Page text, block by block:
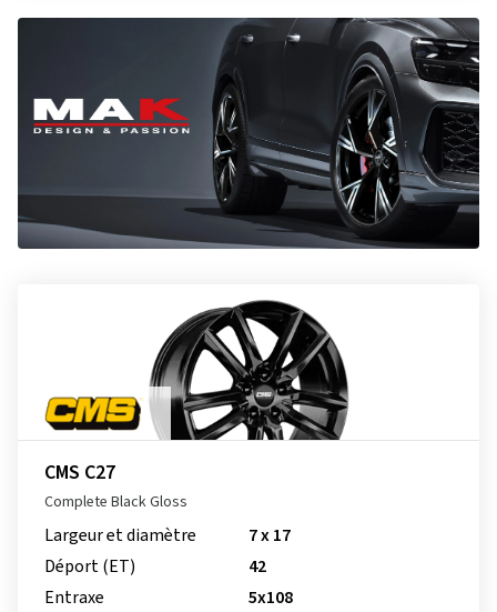
CMS C27
Complete Black Gloss
Largeur et diamètre
7 x 17
Déport (ET)
42
Entraxe
5x108